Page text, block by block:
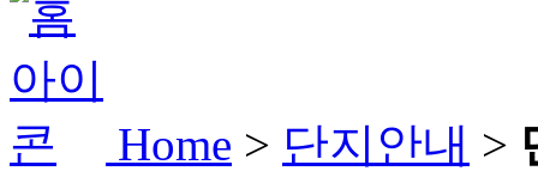
Home > 단지안내 >